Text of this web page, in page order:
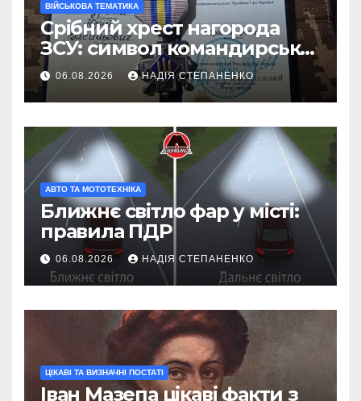
ВІЙСЬКОВА ТЕМАТИКА
Срібний хрест нагорода
ЗСУ: символ командирської
майстерності
06.08.2026 НАДІЯ СТЕПАНЕНКО
АВТО ТА МОТОТЕХНІКА
Ближнє світло фар у місті:
правила ПДР
06.08.2026 НАДІЯ СТЕПАНЕНКО
ЦІКАВІ ТА ВИЗНАЧНІ ПОСТАТІ
Іван Мазепа цікаві факти з